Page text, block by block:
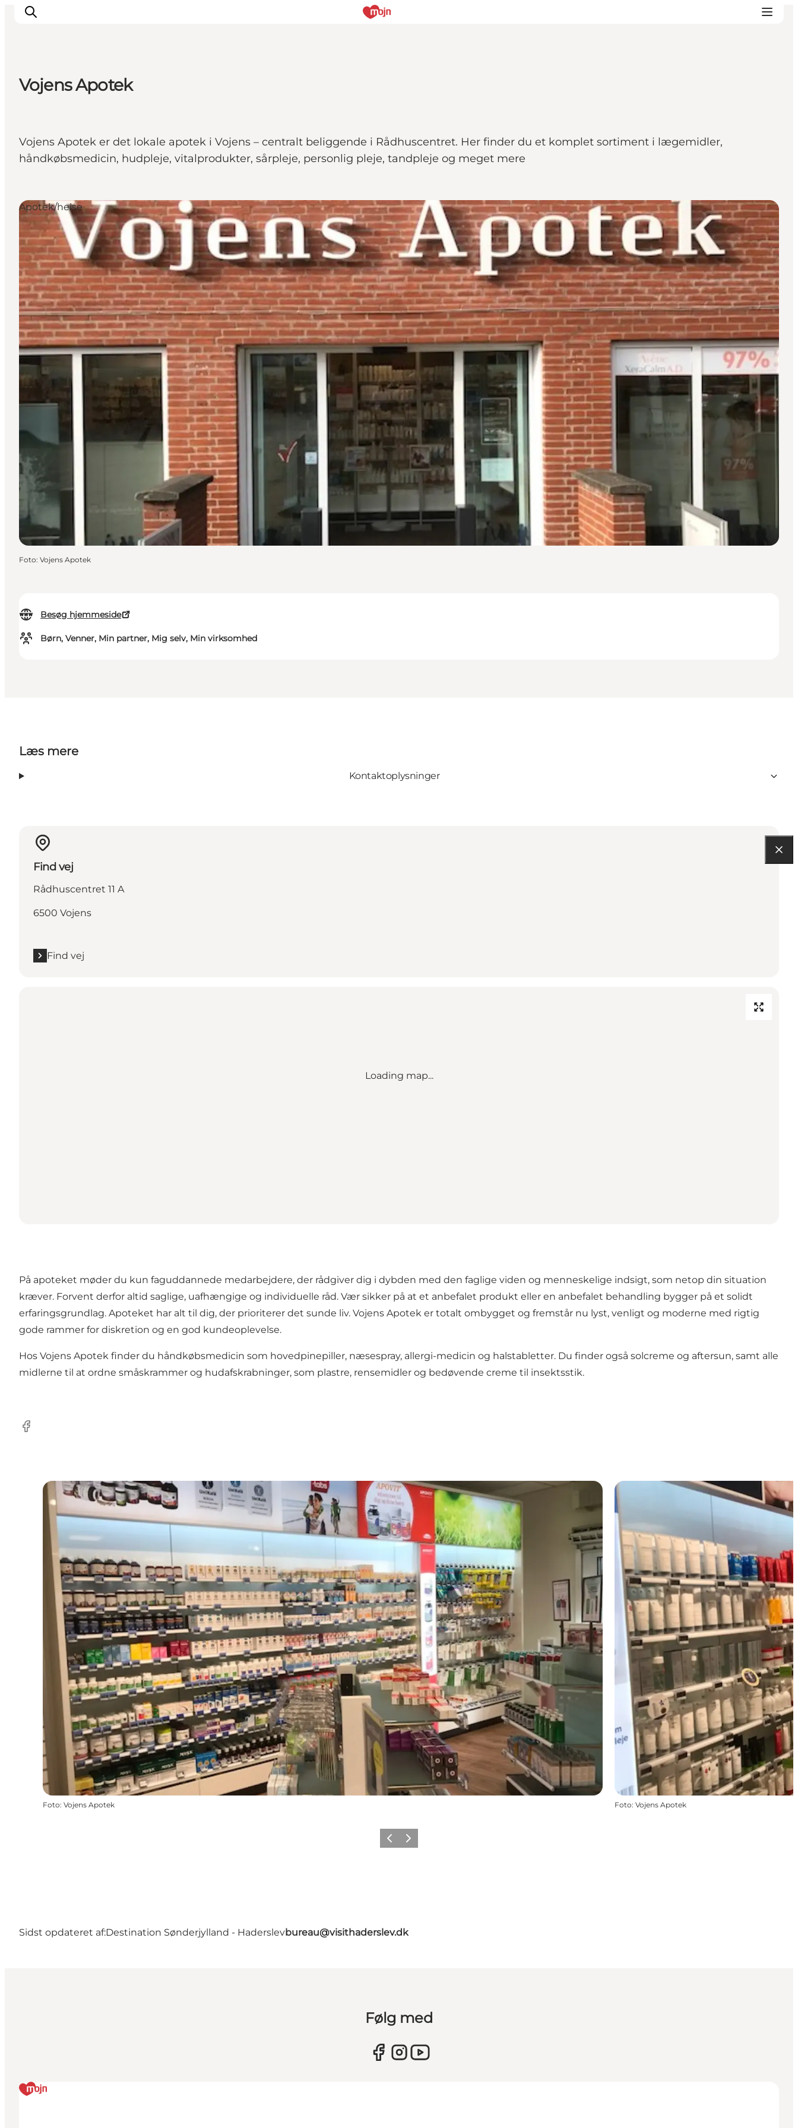
Det sker
Overnatning
Planlæg din ferie
Vojens Apotek
Vojens Apotek er det lokale apotek i Vojens – centralt beliggende i Rådhuscentret. Her finder du et komplet sortiment i lægemidler,
håndkøbsmedicin, hudpleje, vitalprodukter, sårpleje, personlig pleje, tandpleje og meget mere
Besøg hjemmeside
Børn, Venner, Min partner, Mig selv, Min virksomhed
Apotek/helse
Foto: Vojens Apotek
Læs mere
Kontaktoplysninger
Find vej
Rådhuscentret 11 A
6500 Vojens
Find vej
Loading map...
På apoteket møder du kun faguddannede medarbejdere, der rådgiver dig i dybden med den faglige viden og menneskelige indsigt, som netop din situation
kræver. Forvent derfor altid saglige, uafhængige og individuelle råd. Vær sikker på at et anbefalet produkt eller en anbefalet behandling bygger på et solidt
erfaringsgrundlag. Apoteket har alt til dig, der prioriterer det sunde liv. Vojens Apotek er totalt ombygget og fremstår nu lyst, venligt og moderne med rigtig
gode rammer for diskretion og en god kundeoplevelse.
Hos Vojens Apotek finder du håndkøbsmedicin som hovedpinepiller, næsespray, allergi-medicin og halstabletter. Du finder også solcreme og aftersun, samt alle
midlerne til at ordne småskrammer og hudafskrabninger, som plastre, rensemidler og bedøvende creme til insektsstik.
Facebook
Foto: Vojens Apotek Foto: Vojens Apotek
ForrigeNæste
Sidst opdateret af:Destination Sønderjylland - Haderslevbureau@visithaderslev.dk
Følg med